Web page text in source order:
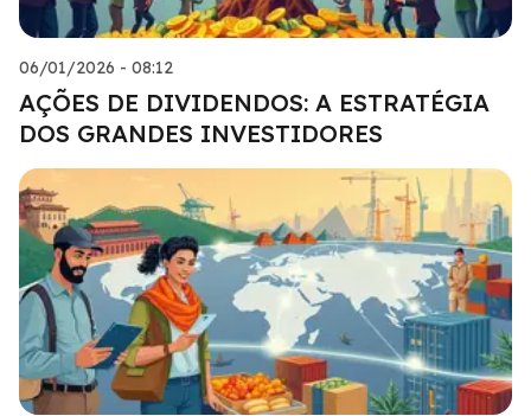
06/01/2026 - 08:12
AÇÕES DE DIVIDENDOS: A ESTRATÉGIA
DOS GRANDES INVESTIDORES